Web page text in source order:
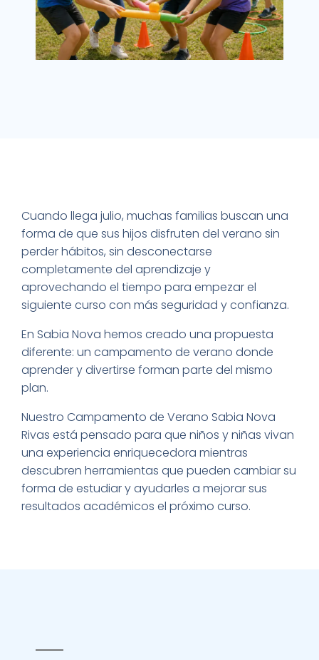
Cuando llega julio, muchas familias buscan una
forma de que sus hijos disfruten del verano sin
perder hábitos, sin desconectarse
completamente del aprendizaje y
aprovechando el tiempo para empezar el
siguiente curso con más seguridad y confianza.
En Sabia Nova hemos creado una propuesta
diferente: un campamento de verano donde
aprender y divertirse forman parte del mismo
plan.
Nuestro Campamento de Verano Sabia Nova
Rivas está pensado para que niños y niñas vivan
una experiencia enriquecedora mientras
descubren herramientas que pueden cambiar su
forma de estudiar y ayudarles a mejorar sus
resultados académicos el próximo curso.